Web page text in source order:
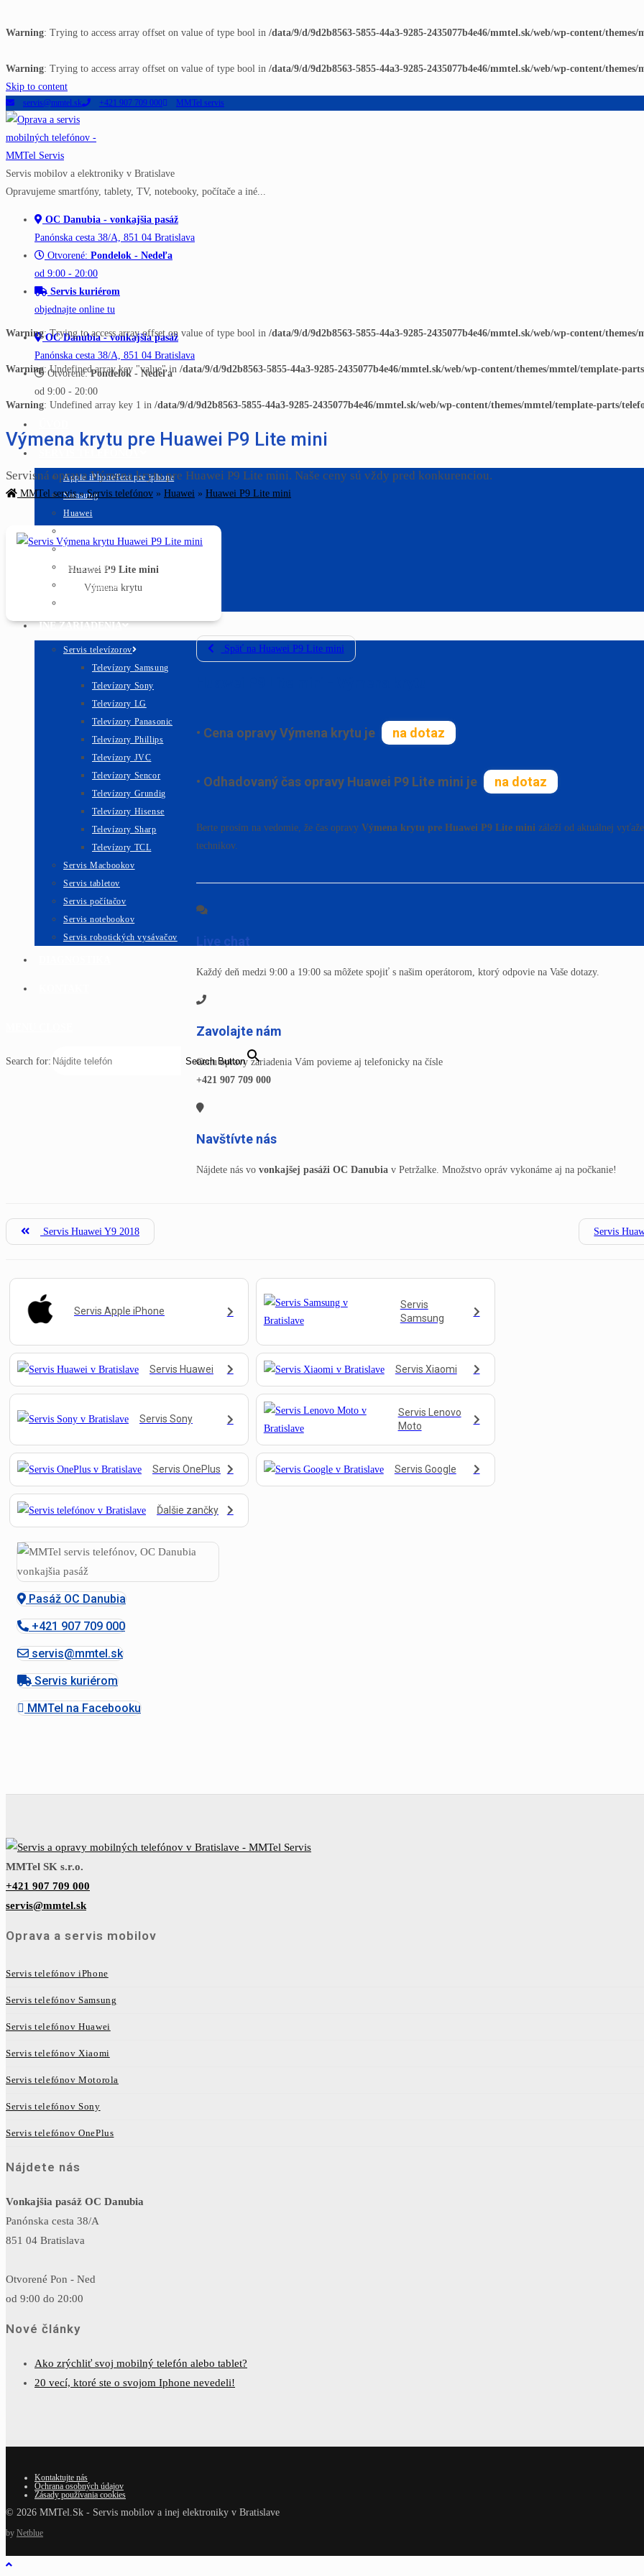
Warning: Trying to access array offset on value of type bool in /data/9/d/9d2b8563-5855-44a3-9285-2435077b4e46/mmtel.sk/web/wp-content/
Warning: Trying to access array offset on value of type bool in /data/9/d/9d2b8563-5855-44a3-9285-2435077b4e46/mmtel.sk/web/wp-content/
Skip to content
servis@mmtel.sk +421 907 709 000 MMTel servis
Servis mobilov a elektroniky v Bratislave
Opravujeme smartfóny, tablety, TV, notebooky, počítače a iné...
OC Danubia - vonkajšia pasáž
Panónska cesta 38/A, 851 04 Bratislava
Otvorené: Pondelok - Nedeľa
od 9:00 - 20:00
Servis kuriérom
objednajte online tu
OC Danubia - vonkajšia pasáž
Panónska cesta 38/A, 851 04 Bratislava
Otvorené:Pondelok - Nedeľa
od 9:00 - 20:00
Apple iPhoneText pre iphone
Samsung
Huawei
Sony
Lenovo Moto
Všetky značky
INÉ ZARIADENIA
Servis televízorov
Televízory Samsung
Televízory Sony
Televízory LG
Televízory Panasonic
Televízory Phillips
Televízory JVC
Televízory Sencor
Televízory Grundig
Televízory Hisense
Televízory Sharp
Televízory TCL
Servis Macbookov
Servis tabletov
Servis počítačov
Servis notebookov
Servis robotických vysávačov
Search for: Search Button
Warning: Trying to access array offset on value of type bool in /data/9/d/9d2b8563-5855-44a3-9285-2435077b4e46/mmtel.sk/web/wp-content/
Warning: Undefined array key "value" in /data/9/d/9d2b8563-5855-44a3-9285-2435077b4e46/mmtel.sk/web/wp-content/themes/mmtel/template-
Warning: Undefined array key 1 in /data/9/d/9d2b8563-5855-44a3-9285-2435077b4e46/mmtel.sk/web/wp-content/themes/mmtel/template-parts/
Výmena krytu pre Huawei P9 Lite mini
Servisná oprava Výmena krytu pre Huawei P9 Lite mini. Naše ceny sú vždy pred konkurenciou.
MMTel servis»Servis telefónov » Huawei » Huawei P9 Lite mini
Huawei P9 Lite mini
Výmena krytu
Späť na Huawei P9 Lite mini
Cena opravy Výmena krytu je na dotaz
Odhadovaný čas opravy Huawei P9 Lite mini je na dotaz
Berte prosím na vedomie, že čas opravy Výmena krytu pre Huawei P9 Lite mini záleží od aktuálnej
technikov.
Live chat
Každý deň medzi 9:00 a 19:00 sa môžete spojiť s našim operátorom, ktorý odpovie na Vaše dotazy.
Zavolajte nám
Cenu opravy zariadenia Vám povieme aj telefonicky na čísle
+421 907 709 000
Navštívte nás
Nájdete nás vo vonkajšej pasáži OC Danubiav Petržalke. Množstvo opráv vykonáme aj na počkanie!
Servis Huawei Y9 2018 Servis
Servis Apple iPhone
Servis
Samsung
Servis Huawei Servis Xiaomi
Servis Sony
Servis Lenovo
Moto
Servis OnePlus Servis Google
Ďalšie zančky
Pasáž OC Danubia
+421 907 709 000
servis@mmtel.sk
Servis kuriérom
MMTel na Facebooku
MMTel SK s.r.o.
+421 907 709 000
servis@mmtel.sk
Oprava a servis mobilov
Servis telefónov iPhone
Servis telefónov Samsung
Servis telefónov Huawei
Servis telefónov Xiaomi
Servis telefónov Motorola
Servis telefónov Sony
Servis telefónov OnePlus
Nájdete nás
Vonkajšia pasáž OC Danubia
Panónska cesta 38/A
851 04 Bratislava
Otvorené Pon - Ned
od 9:00 do 20:00
Nové články
Ako zrýchliť svoj mobilný telefón alebo tablet?
20 vecí, ktoré ste o svojom Iphone nevedeli!
Kontaktujte nás
Ochrana osobných údajov
Zásady používania cookies
© 2026 MMTel.Sk - Servis mobilov a inej elektroniky v Bratislave
by Netblue